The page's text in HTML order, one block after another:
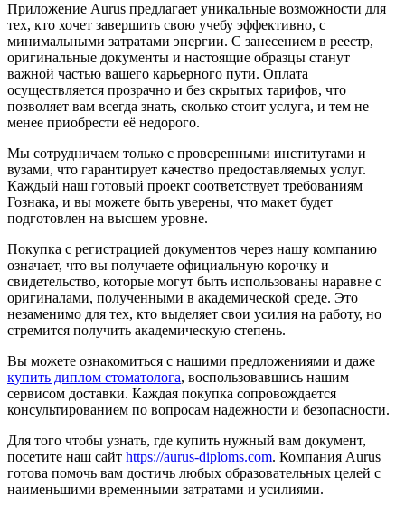
Приложение Aurus предлагает уникальные возможности для
тех, кто хочет завершить свою учебу эффективно, с
минимальными затратами энергии. С занесением в реестр,
оригинальныe документы и настоящие образцы станут
важной частью вашего карьерного пути. Оплата
осуществляется прозрачно и без скрытых тарифов, что
позволяет вам всегда знать, сколько стоит услуга, и тем не
менее приобрести её недорого.
Мы сотрудничаем только с проверенными институтами и
вузами, что гарантирует качество предоставляемых услуг.
Каждый наш готовый проект соответствует требованиям
Гознака, и вы можете быть уверены, что макет будет
подготовлен на высшем уровне.
Покупка с регистрацией документов через нашу компанию
означает, что вы получаете официальную корочку и
свидетельство, которые могут быть использованы наравне с
оригиналами, полученными в академической среде. Это
незаменимо для тех, кто выделяет свои усилия на работу, но
стремится получить академическую степень.
Вы можете ознакомиться с нашими предложениями и даже
купить диплом стоматолога, воспользовавшись нашим
сервисом доставки. Каждая покупка сопровождается
консультированием по вопросам надежности и безопасности.
Для того чтобы узнать, где купить нужный вам документ,
посетите наш сайт https://aurus-diploms.com. Компания Aurus
готова помочь вам достичь любых образовательных целей с
наименьшими временными затратами и усилиями.